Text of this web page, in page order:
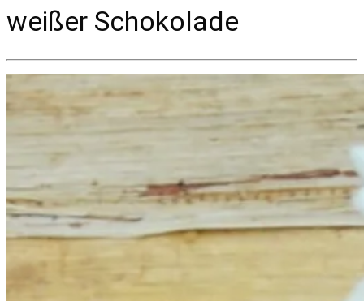
weißer Schokolade